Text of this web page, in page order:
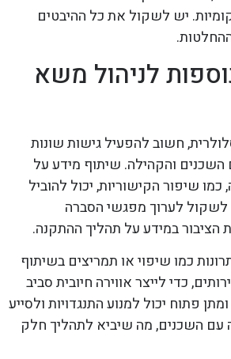
יש לשקול את כל ההיבטים
לניהול משא
חשוב להפעיל גישות שונות
והקהילה. שיתוף מידע על
שיפור הקישוריות, יכול להוביל
לשקול לערוך מפגשי הסברה
הציבור במידע על תהליך ההתקנה.
כמו שיפוי או תמריצים בשיתוף
כדי לייצר אווירה חיובית סביב
פתוח יכול למנוע התנגדויות ולסייע
עם השכנים, מה שיביא לתהליך חלק